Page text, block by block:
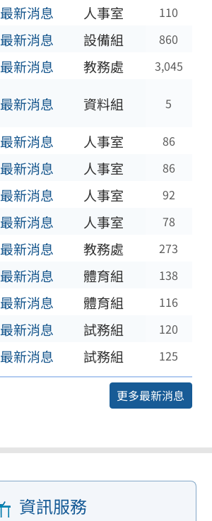
最新消息 人事室 110
最新消息 設備組 860
最新消息 教務處 3,045
最新消息 資料組 5
最新消息 人事室 86
最新消息 人事室 86
最新消息 人事室 92
最新消息 人事室 78
最新消息 教務處 273
最新消息 體育組 138
最新消息 體育組 116
最新消息 試務組 120
最新消息 試務組 125
更多最新消息
資訊服務